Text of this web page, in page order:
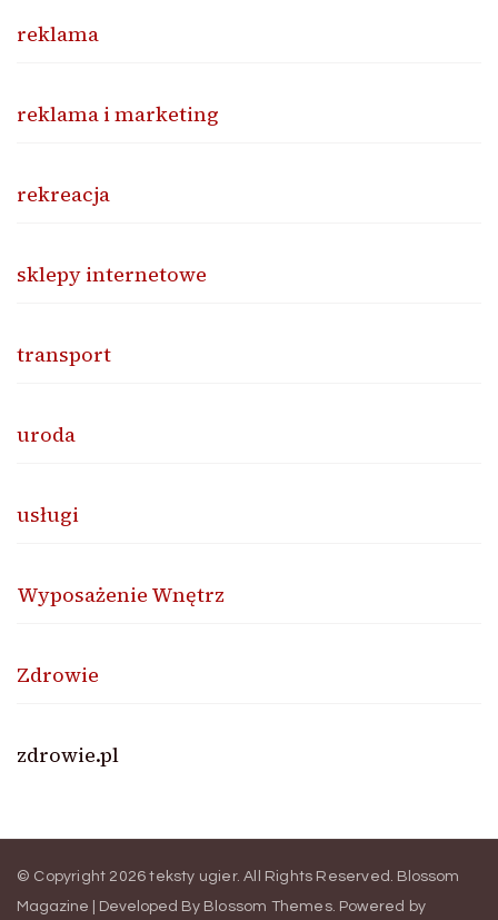
reklama
reklama i marketing
rekreacja
sklepy internetowe
transport
uroda
usługi
Wyposażenie Wnętrz
Zdrowie
zdrowie.pl
© Copyright 2026teksty ugier. All Rights Reserved. Blossom
Magazine | Developed By Blossom Themes. Powered by